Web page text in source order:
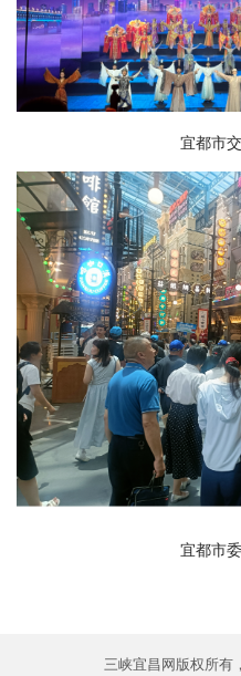
宜都市
宜都市
三峡宜昌网版权所有